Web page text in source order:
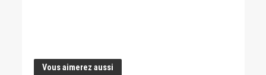
Vous aimerez aussi